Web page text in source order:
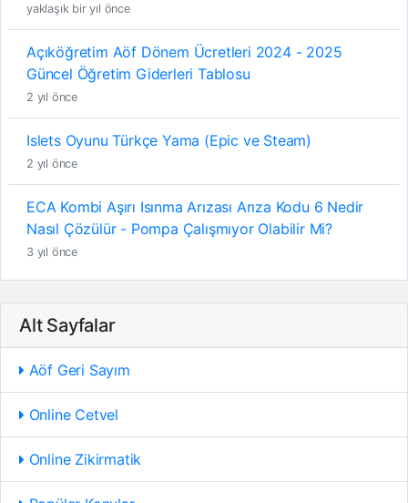
yaklaşık bir yıl önce
Açıköğretim Aöf Dönem Ücretleri 2024 - 2025
Güncel Öğretim Giderleri Tablosu
2 yıl önce
Islets Oyunu Türkçe Yama (Epic ve Steam)
2 yıl önce
ECA Kombi Aşırı Isınma Arızası Arıza Kodu 6 Nedir
Nasıl Çözülür - Pompa Çalışmıyor Olabilir Mi?
3 yıl önce
Alt Sayfalar
Aöf Geri Sayım
Online Cetvel
Online Zikirmatik